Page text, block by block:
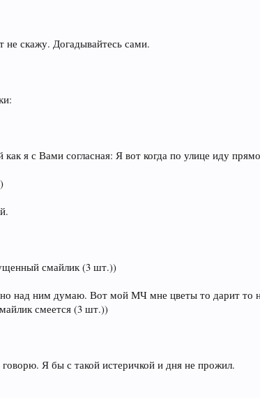
скажу. Догадывайтесь сами.
я с Вами согласная: Я вот когда по улице иду
смайлик (3 шт.))
над ним думаю. Вот мой МЧ мне цветы то дарит
смеется (3 шт.))
Я бы с такой истеричкой и дня не прожил.